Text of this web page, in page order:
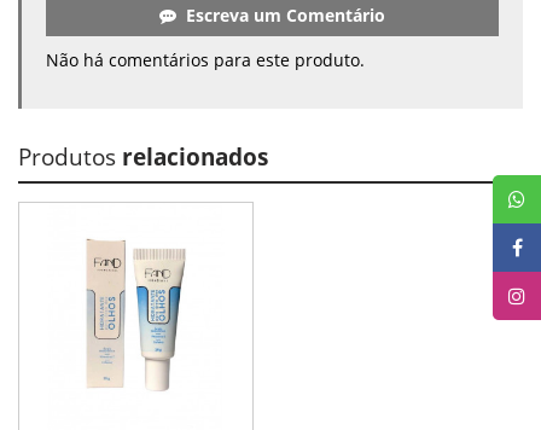
Escreva um Comentário
Não há comentários para este produto.
Produtos relacionados